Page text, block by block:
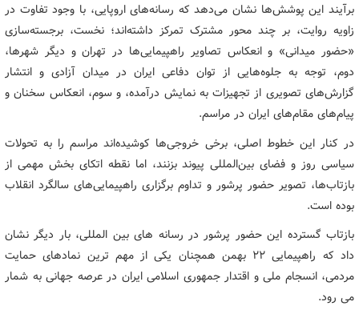
برآیند این پوشش‌ها نشان می‌دهد که رسانه‌های اروپایی، با وجود تفاوت در
زاویه روایت، بر چند محور مشترک تمرکز داشته‌اند؛ نخست، برجسته‌سازی
«حضور میدانی» و انعکاس تصاویر راهپیمایی‌ها در تهران و دیگر شهرها،
دوم، توجه به جلوه‌هایی از توان دفاعی ایران در میدان آزادی و انتشار
گزارش‌های تصویری از تجهیزات به نمایش درآمده، و سوم، انعکاس سخنان و
پیام‌های مقام‌های ایران در مراسم.
در کنار این خطوط اصلی، برخی خروجی‌ها کوشیده‌اند مراسم را به تحولات
سیاسی روز و فضای بین‌المللی پیوند بزنند، اما نقطه اتکای بخش مهمی از
بازتاب‌ها، تصویر حضور پرشور و تداوم برگزاری راهپیمایی‌های سالگرد انقلاب
بوده است.
بازتاب گسترده این حضور پرشور در رسانه های بین المللی، بار دیگر نشان
داد که راهپیمایی ۲۲ بهمن همچنان یکی از مهم ترین نمادهای حمایت
مردمی، انسجام ملی و اقتدار جمهوری اسلامی ایران در عرصه جهانی به شمار
می رود.